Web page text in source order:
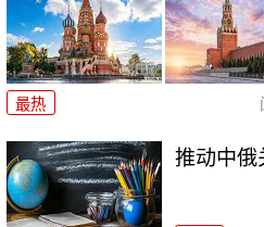
最热
推动中俄